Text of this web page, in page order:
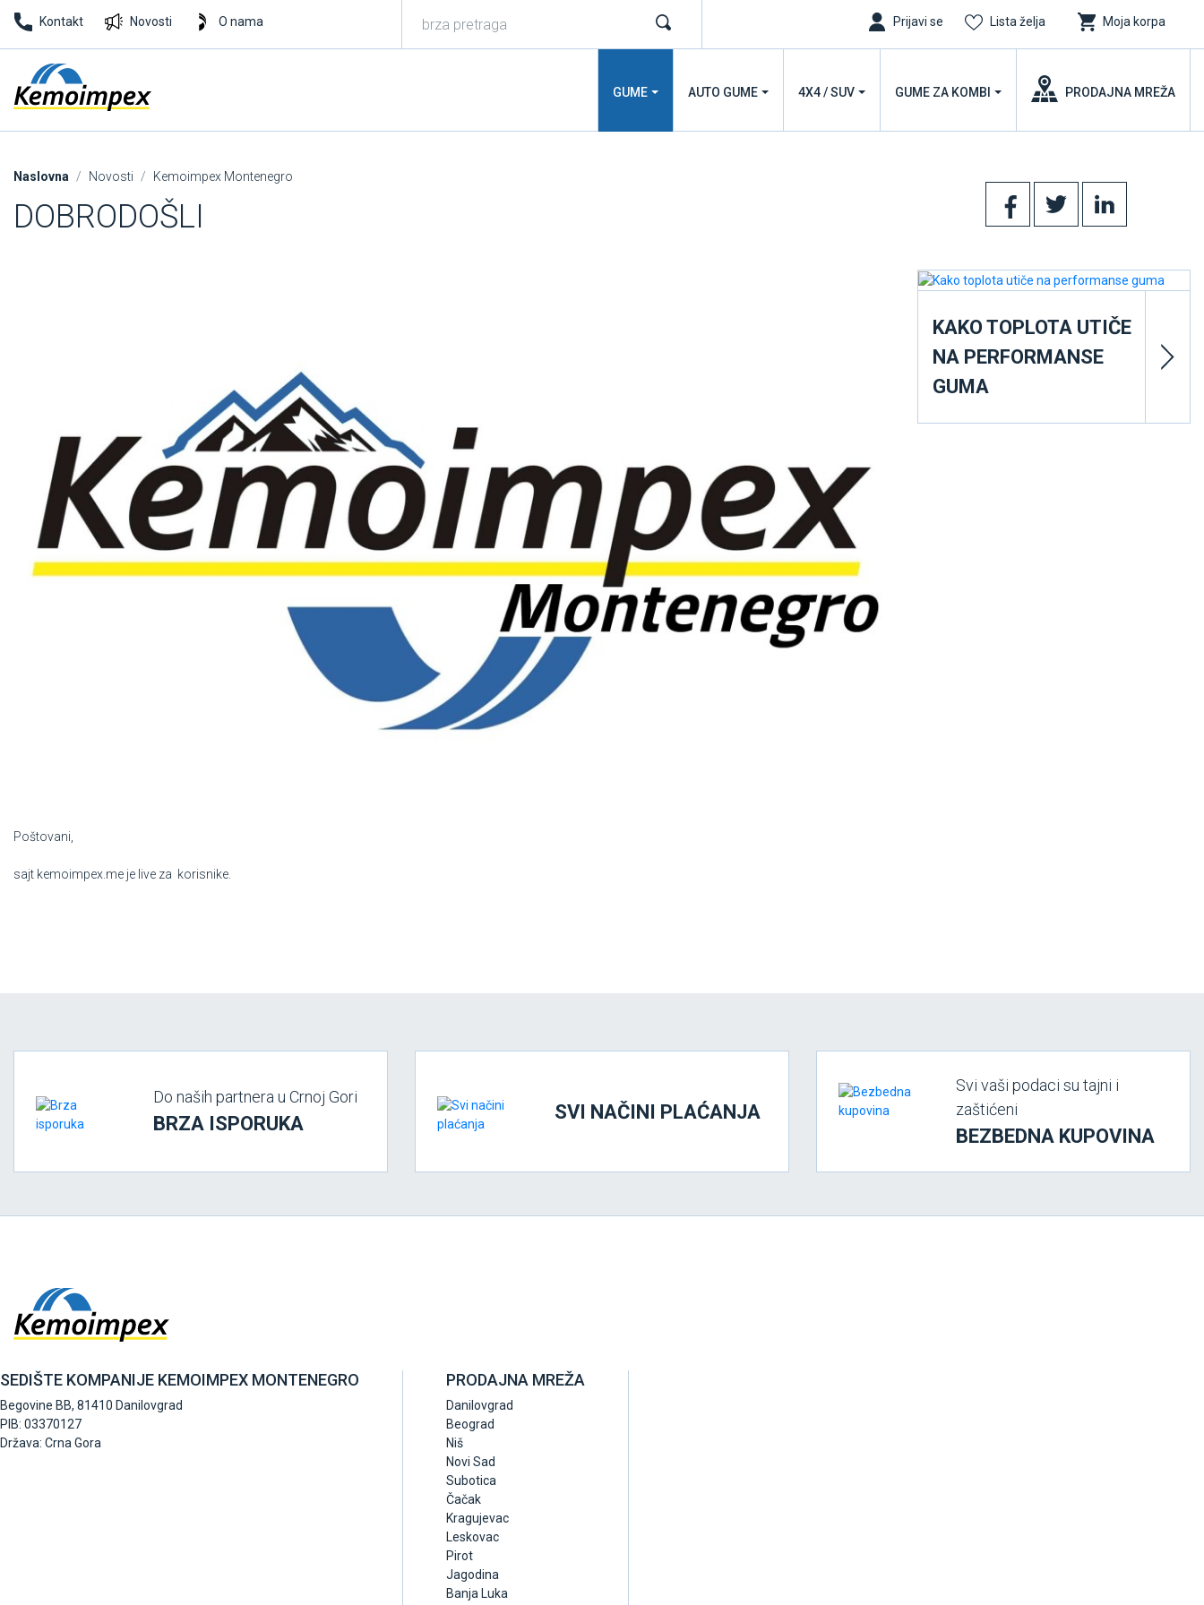
Kontakt Novosti O nama Prijavi se Lista želja Moja korpa
GUME AUTO GUME 4X4 / SUV GUME ZA KOMBI PRODAJNA MREŽA
Naslovna Novosti Kemoimpex Montenegro
DOBRODOŠLI
Poštovani,
sajt kemoimpex.me je live za korisnike.
KAKO TOPLOTA UTIČE
NA PERFORMANSE
GUMA
Do naših partnera u Crnoj Gori
BRZA ISPORUKA
SVI NAČINI PLAĆANJA
Svi vaši podaci su tajni i
zaštićeni
BEZBEDNA KUPOVINA
SEDIŠTE KOMPANIJE KEMOIMPEX MONTENEGRO
Begovine BB, 81410 Danilovgrad
PIB: 03370127
Država: Crna Gora
PRODAJNA MREŽA
Danilovgrad
Beograd
Niš
Novi Sad
Subotica
Čačak
Kragujevac
Leskovac
Pirot
Jagodina
Banja Luka